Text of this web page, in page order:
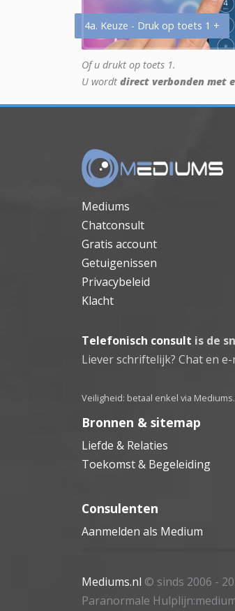
4a. Keuze - Druk op toets 1 +
Of u drukt op toets 1.
U wordt direct verbonden met
Mediums
Chatconsult
Gratis account
Getuigenissen
Privacybeleid
Klacht
Telefonisch consult is de
Liever schriftelijk? Chat en
Veiligheid: betaal enkel via
Bronnen & sitemap
Liefde & Relaties
Toekomst & Begeleiding
Consulenten
Aanmelden als Medium
Mediums.nl © sinds 2006 -
Paranormale